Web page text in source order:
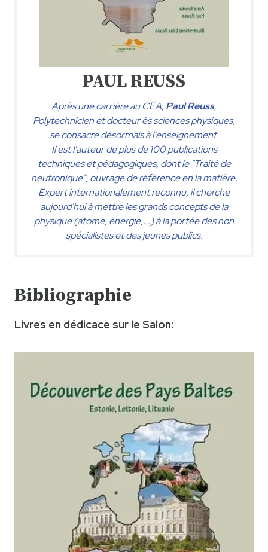
PAUL REUSS
Après une carrière au CEA, Paul Reuss,
Polytechnicien et docteur ès sciences physiques,
se consacre désormais à l'enseignement.
Il est l'auteur de plus de 100 publications
techniques et pédagogiques, dont le "Traité de
neutronique", ouvrage de référence en la matière.
Expert internationalement reconnu, il cherche
aujourd'hui à mettre les grands concepts de la
physique (atome, énergie,...) à la portée des non
spécialistes et des jeunes publics.
Bibliographie
Livres en dédicace sur le Salon: